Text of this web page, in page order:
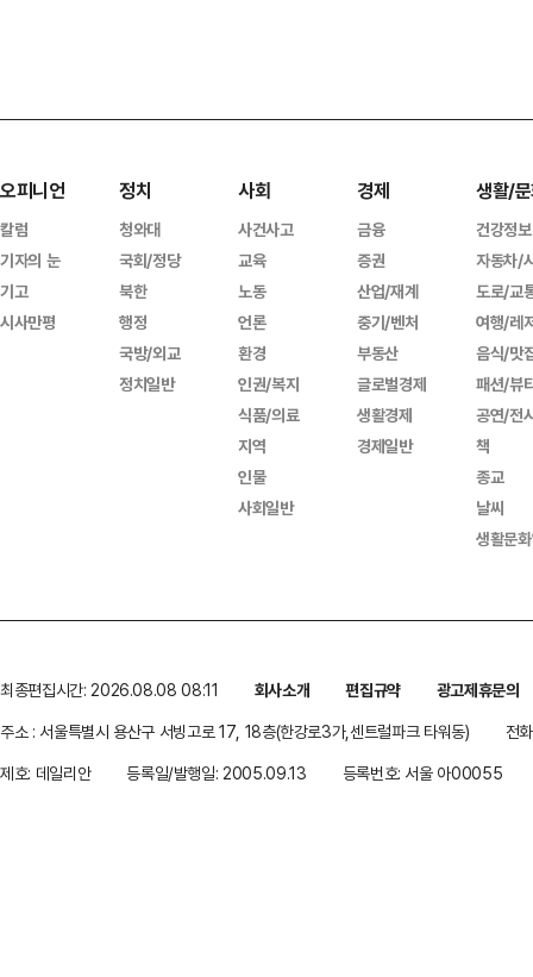
오피니언
칼럼
기자의 눈
기고
시사만평
정치
청와대
국회/정당
북한
행정
국방/외교
정치일반
사회
사건사고
교육
노동
언론
환경
인권/복지
식품/의료
지역
인물
사회일반
경제
금융
증권
산업/재계
중기/벤처
부동산
글로벌경제
생활경제
경제일반
생활/
건강정보
자동차/
도로/교
여행/레
음식/맛
패션/뷰
공연/전
책
종교
날씨
생활문
최종편집시간: 2026.08.08 08:11 회사소개 편집규약
광고제휴문의
주소 : 서울특별시 용산구 서빙고로 17, 18층(한강로3가,센트럴파크 타워동)
전
제호: 데일리안
등록일/발행일: 2005.09.13 등록번호: 서울 아00055